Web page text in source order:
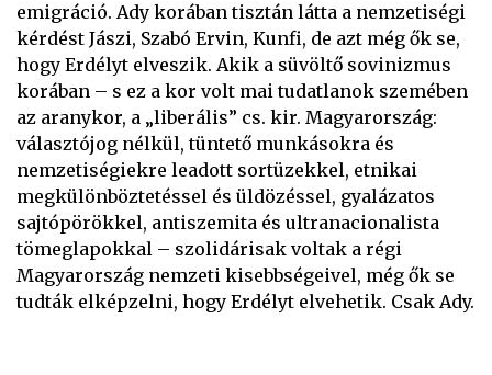
emigráció. Ady korában tisztán látta a nemzetiségi
kérdést Jászi, Szabó Ervin, Kunfi, de azt még ők se,
hogy Erdélyt elveszik. Akik a süvöltő sovinizmus
korában – s ez a kor volt mai tudatlanok szemében
az aranykor, a „liberális” cs. kir. Magyarország:
választójog nélkül, tüntető munkásokra és
nemzetiségiekre leadott sortüzekkel, etnikai
megkülönböztetéssel és üldözéssel, gyalázatos
sajtópörökkel, antiszemita és ultranacionalista
tömeglapokkal – szolidárisak voltak a régi
Magyarország nemzeti kisebbségeivel, még ők se
tudták elképzelni, hogy Erdélyt elvehetik. Csak Ady.